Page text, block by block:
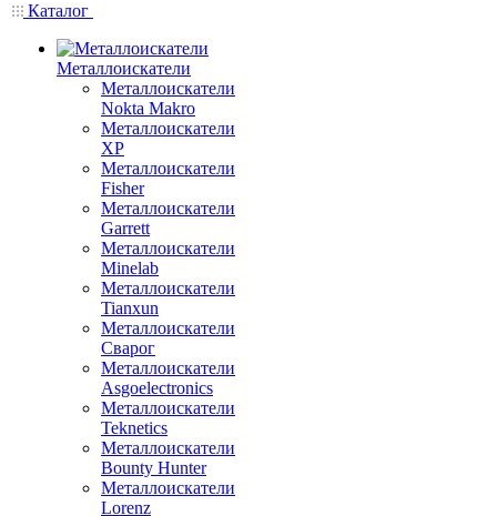
Каталог
Металлоискатели
Металлоискатели
Nokta Makro
Металлоискатели
XP
Металлоискатели
Fisher
Металлоискатели
Garrett
Металлоискатели
Minelab
Металлоискатели
Tianxun
Металлоискатели
Сварог
Металлоискатели
Asgoelectronics
Металлоискатели
Teknetics
Металлоискатели
Bounty Hunter
Металлоискатели
Lorenz